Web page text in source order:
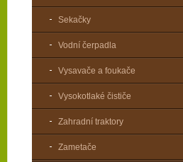
Sekačky
Vodní čerpadla
Vysavače a foukače
Vysokotlaké čističe
Zahradní traktory
Zametače